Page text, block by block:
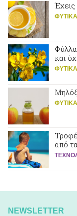
Έχεις
ΦΥΤΙΚA
και
ΦΥΤΙΚA
ΦΥΤΙΚA
από
NEWSLETTER